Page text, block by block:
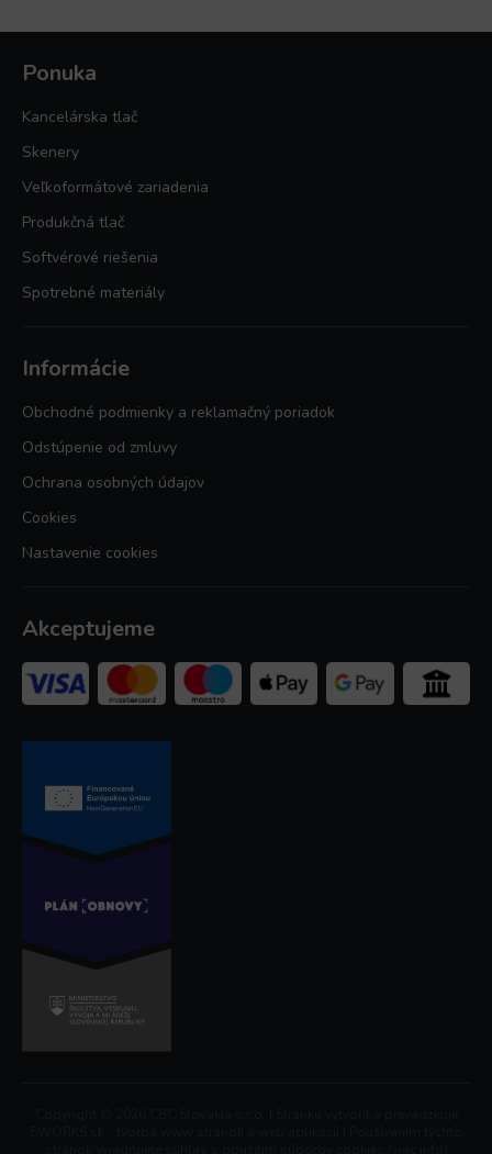
Ponuka
Kancelárska tlač
Skenery
Veľkoformátové zariadenia
Produkčná tlač
Softvérové riešenia
Spotrebné materiály
Informácie
Obchodné podmienky a reklamačný poriadok
Odstúpenie od zmluvy
Ochrana osobných údajov
Cookies
Nastavenie cookies
Akceptujeme